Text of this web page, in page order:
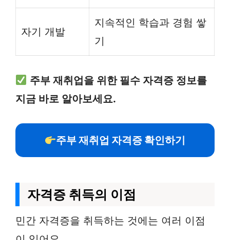
자기 개발
지속적인 학습과 경험 쌓
기
주부 재취업을 위한 필수 자격증 정보를
지금 바로 알아보세요.
주부 재취업 자격증 확인하기
자격증 취득의 이점
민간 자격증을 취득하는 것에는 여러 이점